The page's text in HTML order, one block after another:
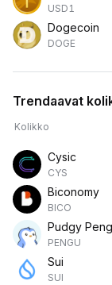
USD1
Dogecoin
DOGE
Trendaavat
Kolikko
Cysic
CYS
Biconomy
BICO
Pudgy
PENGU
Sui
SUI